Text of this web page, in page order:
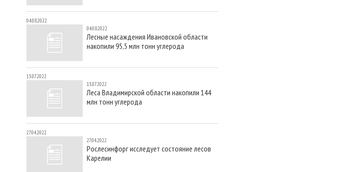
04.08.2022
04.08.2022
Лесные насаждения Ивановской области
накопили 95,5 млн тонн углерода
13.07.2022
13.07.2022
Леса Владимирской области накопили 144
млн тонн углерода
27.04.2022
27.04.2022
Рослесинфорг исследует состояние лесов
Карелии